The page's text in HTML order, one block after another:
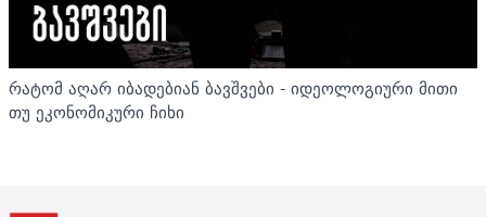
რატომ აღარ იბადებიან ბავშვები - იდეოლოგიური მითი
თუ ეკონომიკური ჩიხი